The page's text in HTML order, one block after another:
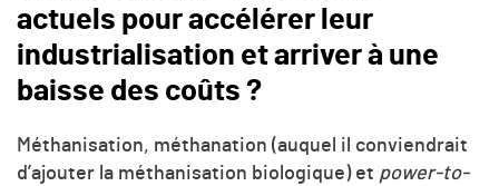
actuels pour accélérer leur
industrialisation et arriver à une
baisse des coûts ?
Méthanisation, méthanation (auquel il conviendrait
d’ajouter la méthanisation biologique) et power-to-